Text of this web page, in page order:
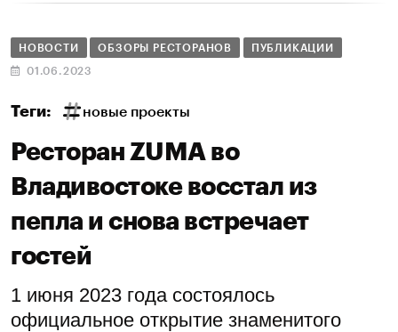
НОВОСТИ ОБЗОРЫ РЕСТОРАНОВ ПУБЛИКАЦИИ
01.06.2023
Теги: новые проекты
Ресторан ZUMA во
Владивостоке восстал из
пепла и снова встречает
гостей
1 июня 2023 года состоялось
официальное открытие знаменитого